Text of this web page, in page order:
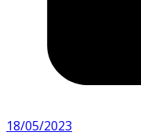
18/05/2023